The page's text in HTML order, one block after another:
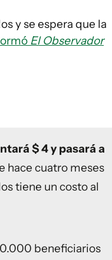
y se espera que la
El Observador
$ 4 y pasará a
hace cuatro meses
tiene un costo al
beneficiarios